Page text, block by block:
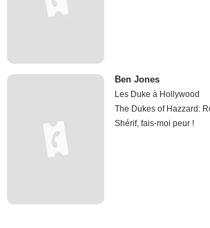
Ben Jones
Les Duke à Hollywood
The Dukes of Hazzard:
Shérif, fais-moi peur !